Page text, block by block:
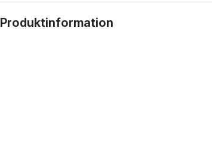
Produktinformation